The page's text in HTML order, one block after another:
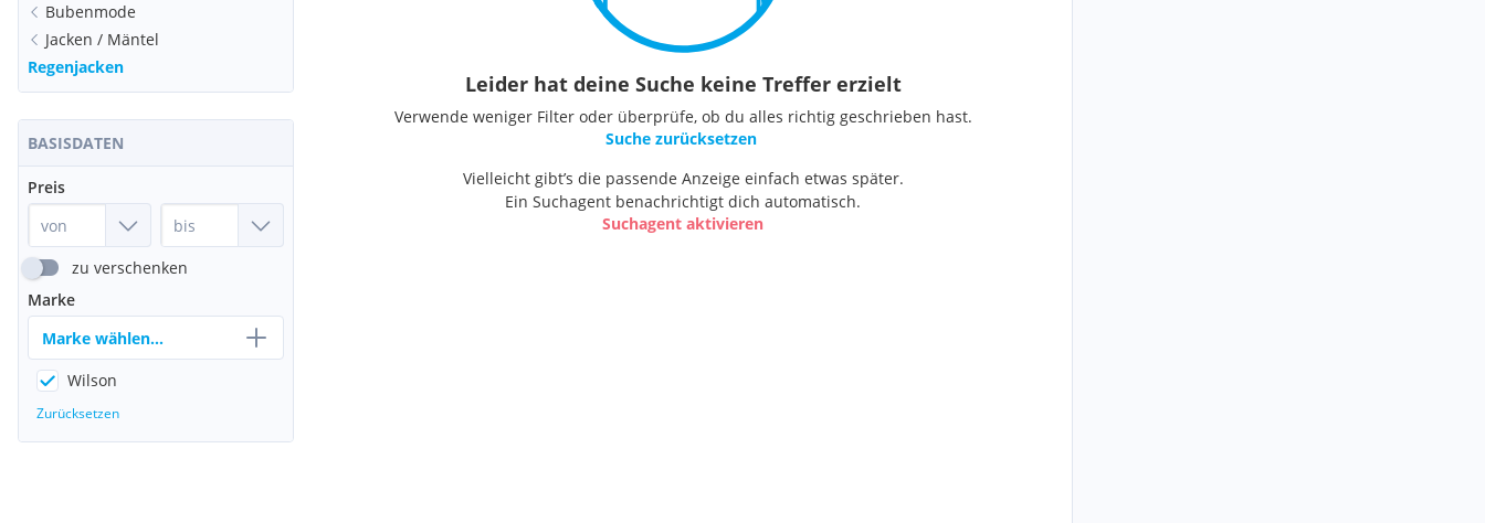
Bubenmode
Jacken / Mäntel
Regenjacken
BASISDATEN
Preis
zu verschenken
Marke
Marke wählen...
Wilson
Zurücksetzen
Leider hat deine Suche keine Treffer erzielt
Verwende weniger Filter oder überprüfe, ob du alles richtig geschrieben hast.
Suche zurücksetzen
Vielleicht gibt’s die passende Anzeige einfach etwas später.
Ein Suchagent benachrichtigt dich automatisch.
Suchagent aktivieren